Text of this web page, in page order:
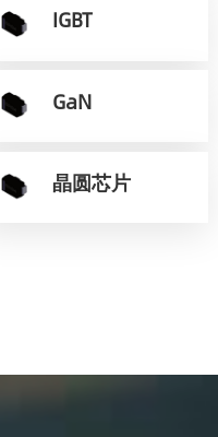
IGBT
GaN
晶圆芯片